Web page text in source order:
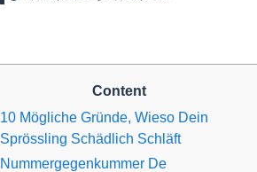
Content
10 Mögliche Gründe, Wieso Dein
Sprössling Schädlich Schläft
Nummergegenkummer De